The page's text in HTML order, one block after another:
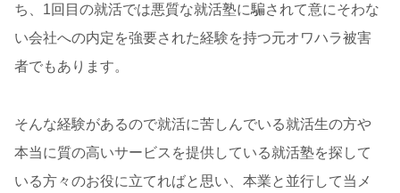
ち、1回目の就活では悪質な就活塾に騙されて意にそわな
い会社への内定を強要された経験を持つ元オワハラ被害
者でもあります。
そんな経験があるので就活に苦しんでいる就活生の方や
本当に質の高いサービスを提供している就活塾を探して
いる方々のお役に立てればと思い、本業と並行して当メ